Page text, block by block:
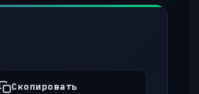
Скопировать